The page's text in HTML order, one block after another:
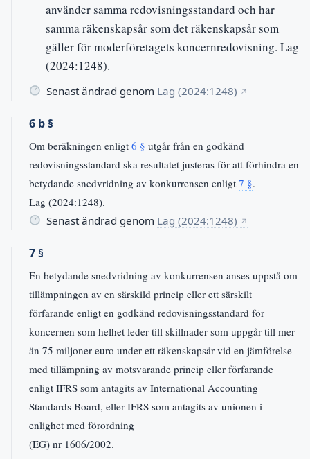
använder samma redovisningsstandard och har
samma räkenskapsår som det räkenskapsår som
gäller för moderföretagets koncernredovisning. Lag
(2024:1248).
Senast ändrad genom Lag (2024:1248) ↗
6 b §
Om beräkningen enligt 6 § utgår från en godkänd
redovisningsstandard ska resultatet justeras för att förhindra en
betydande snedvridning av konkurrensen enligt 7 §.
Lag (2024:1248).
Senast ändrad genom Lag (2024:1248) ↗
7 §
En betydande snedvridning av konkurrensen anses uppstå om
tillämpningen av en särskild princip eller ett särskilt
förfarande enligt en godkänd redovisningsstandard för
koncernen som helhet leder till skillnader som uppgår till mer
än 75 miljoner euro under ett räkenskapsår vid en jämförelse
med tillämpning av motsvarande princip eller förfarande
enligt IFRS som antagits av International Accounting
Standards Board, eller IFRS som antagits av unionen i
enlighet med förordning
(EG) nr 1606/2002.